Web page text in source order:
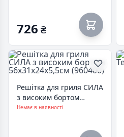
726 ₴
Решітка для гриля СИЛА
з високим бортом
56x31x24x5,5см (960400)
Немає в наявності